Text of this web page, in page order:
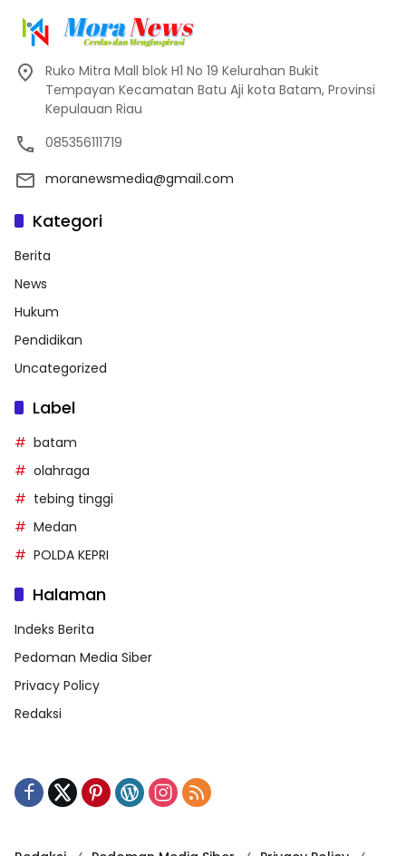
Ruko Mitra Mall blok H1 No 19 Kelurahan Bukit
Tempayan Kecamatan Batu Aji kota Batam, Provinsi
Kepulauan Riau
085356111719
moranewsmedia@gmail.com
Kategori
Berita
News
Hukum
Pendidikan
Uncategorized
Label
batam
olahraga
tebing tinggi
Medan
POLDA KEPRI
Halaman
Indeks Berita
Pedoman Media Siber
Privacy Policy
Redaksi